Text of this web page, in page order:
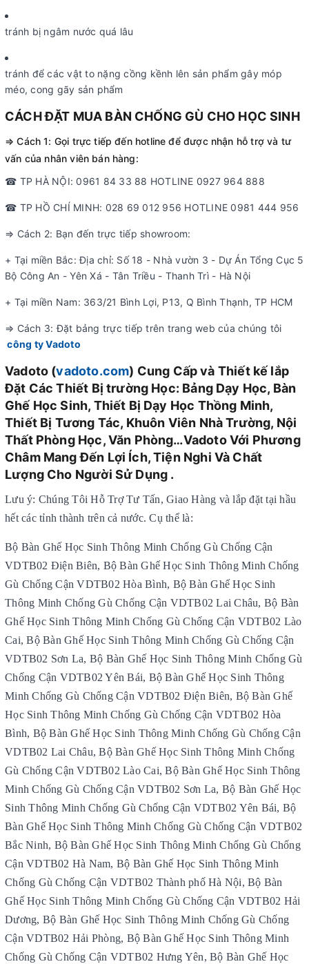
tránh bị ngâm nước quá lâu
tránh để các vật to nặng cồng kềnh lên sản phẩm gây móp
méo, cong gãy sản phẩm
CÁCH ĐẶT MUA BÀN CHỐNG GÙ CHO HỌC SINH
⇒ Cách 1: Gọi trực tiếp đến hotline để được nhận hỗ trợ và tư
vấn của nhân viên bán hàng:
☎ TP HÀ NỘI: 0961 84 33 88 HOTLINE 0927 964 888
☎ TP HỒ CHÍ MINH: 028 69 012 956 HOTLINE 0981 444 956
⇒ Cách 2: Bạn đến trực tiếp showroom:
+ Tại miền Bắc: Địa chỉ: Số 18 - Nhà vườn 3 - Dự Án Tổng Cục 5
Bộ Công An - Yên Xá - Tân Triều - Thanh Trì - Hà Nội
+ Tại miền Nam: 363/21 Bình Lợi, P13, Q Bình Thạnh, TP HCM
⇒ Cách 3: Đặt bảng trực tiếp trên trang web của chúng tôi
công ty Vadoto
Vadoto (vadoto.com) Cung Cấp và Thiết kế lắp
Đặt Các Thiết Bị trường Học: Bảng Dạy Học, Bàn
Ghế Học Sinh, Thiết Bị Dạy Học Thồng Minh,
Thiết Bị Tương Tác, Khuôn Viên Nhà Trường, Nội
Thất Phòng Học, Văn Phòng…Vadoto Với Phương
Châm Mang Đến Lợi Ích, Tiện Nghi Và Chất
Lượng Cho Người Sử Dụng .
Lưu ý: Chúng Tôi Hỗ Trợ Tư Tấn, Giao Hàng và lắp đặt tại hầu
hết các tỉnh thành trên cả nước. Cụ thể là:
Bộ Bàn Ghế Học Sinh Thông Minh Chống Gù Chống Cận
VDTB02 Điện Biên, Bộ Bàn Ghế Học Sinh Thông Minh Chống
Gù Chống Cận VDTB02 Hòa Bình, Bộ Bàn Ghế Học Sinh
Thông Minh Chống Gù Chống Cận VDTB02 Lai Châu, Bộ Bàn
Ghế Học Sinh Thông Minh Chống Gù Chống Cận VDTB02 Lào
Cai, Bộ Bàn Ghế Học Sinh Thông Minh Chống Gù Chống Cận
VDTB02 Sơn La, Bộ Bàn Ghế Học Sinh Thông Minh Chống Gù
Chống Cận VDTB02 Yên Bái, Bộ Bàn Ghế Học Sinh Thông
Minh Chống Gù Chống Cận VDTB02 Điện Biên, Bộ Bàn Ghế
Học Sinh Thông Minh Chống Gù Chống Cận VDTB02 Hòa
Bình, Bộ Bàn Ghế Học Sinh Thông Minh Chống Gù Chống Cận
VDTB02 Lai Châu, Bộ Bàn Ghế Học Sinh Thông Minh Chống
Gù Chống Cận VDTB02 Lào Cai, Bộ Bàn Ghế Học Sinh Thông
Minh Chống Gù Chống Cận VDTB02 Sơn La, Bộ Bàn Ghế Học
Sinh Thông Minh Chống Gù Chống Cận VDTB02 Yên Bái, Bộ
Bàn Ghế Học Sinh Thông Minh Chống Gù Chống Cận VDTB02
Bắc Ninh, Bộ Bàn Ghế Học Sinh Thông Minh Chống Gù Chống
Cận VDTB02 Hà Nam, Bộ Bàn Ghế Học Sinh Thông Minh
Chống Gù Chống Cận VDTB02 Thành phố Hà Nội, Bộ Bàn
Ghế Học Sinh Thông Minh Chống Gù Chống Cận VDTB02 Hải
Dương, Bộ Bàn Ghế Học Sinh Thông Minh Chống Gù Chống
Cận VDTB02 Hải Phòng, Bộ Bàn Ghế Học Sinh Thông Minh
Chống Gù Chống Cận VDTB02 Hưng Yên, Bộ Bàn Ghế Học